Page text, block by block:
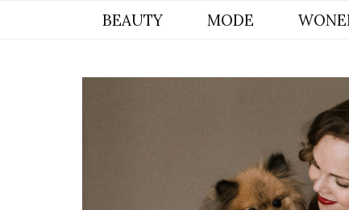
BEAUTY MODE
BYCHRISTIANA, EEN INSPIREREND
ONLINE MAGAZINE VOOR BEAUTY,